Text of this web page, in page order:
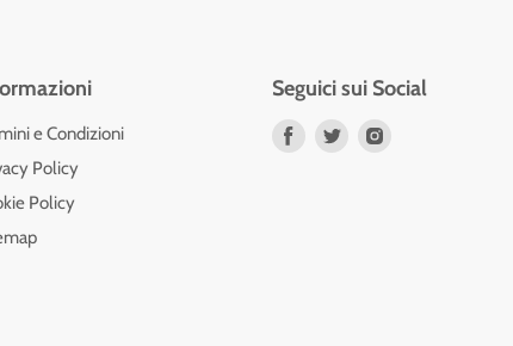
e Condizioni
Policy
Policy
Seguici sui Social
Trovaci Trovaci